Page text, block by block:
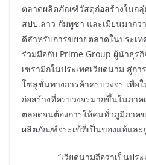
ตลาดผลิตภัณฑ์วัสดุก่อสร้างในกลุ่
สปป.ลาว กัมพูชา และเมียนมากว่
ดีสำหรับการขยายตลาดในประเ
ร่วมมือกับ Prime Group ผู้นำธุร
เซรามิกในประเทศเวียดนาม สู่ก
โซลูชั่นทางการค้าครบวงจร เพื่อ
ก่อสร้างที่ครบวงจรมากขึ้นในภาค
ตลอดจนต้องการให้คนทั่วภูมิภาค
ผลิตภัณฑ์จระเข้ที่เป็นของแท้แล
“เวียดนามถือว่าเป็นประเท